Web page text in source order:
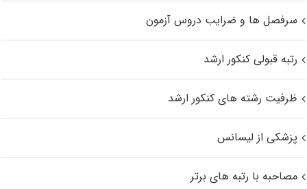
سرفصل ها و ضرایب دروس آزمون
رتبه قبولی کنکور ارشد
ظرفیت رشته های کنکور ارشد
پزشکی از لیسانس
مصاحبه با رتبه های برتر